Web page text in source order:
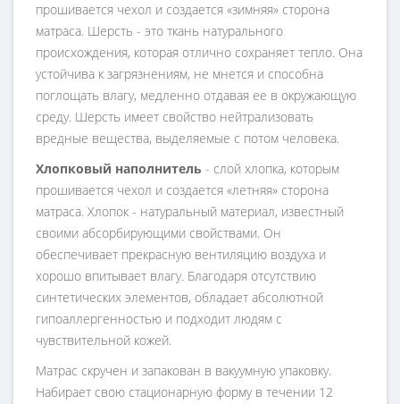
прошивается чехол и создается «зимняя» сторона
матраса. Шерсть - это ткань натурального
происхождения, которая отлично сохраняет тепло. Она
устойчива к загрязнениям, не мнется и способна
поглощать влагу, медленно отдавая ее в окружающую
среду. Шерсть имеет свойство нейтрализовать
вредные вещества, выделяемые с потом человека.
Хлопковый наполнитель - слой хлопка, которым
прошивается чехол и создается «летняя» сторона
матраса. Хлопок - натуральный материал, известный
своими абсорбирующими свойствами. Он
обеспечивает прекрасную вентиляцию воздуха и
хорошо впитывает влагу. Благодаря отсутствию
синтетических элементов, обладает абсолютной
гипоаллергенностью и подходит людям с
чувствительной кожей.
Матрас скручен и запакован в вакуумную упаковку.
Набирает свою стационарную форму в течении 12